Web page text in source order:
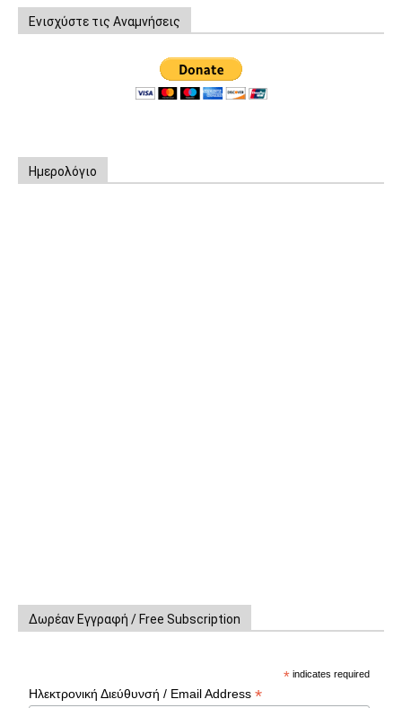
Ενισχύστε τις Αναμνήσεις
Ημερολόγιο
Δωρέαν Εγγραφή / Free Subscription
* indicates required
Ηλεκτρονική Διεύθυνσή / Email Address*